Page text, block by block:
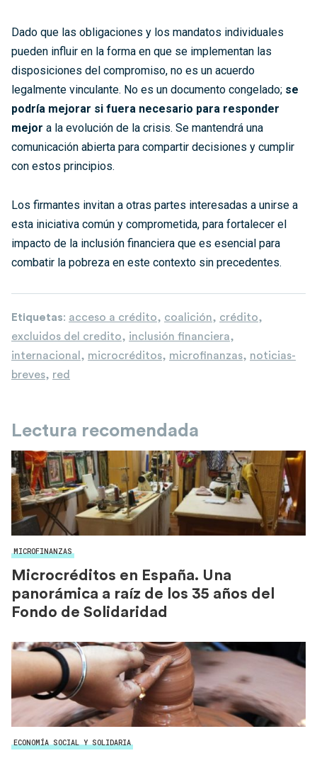
Dado que las obligaciones y los mandatos individuales
pueden influir en la forma en que se implementan las
disposiciones del compromiso, no es un acuerdo
legalmente vinculante. No es un documento congelado; se
podría mejorar si fuera necesario para responder
mejor a la evolución de la crisis. Se mantendrá una
comunicación abierta para compartir decisiones y cumplir
con estos principios.
Los firmantes invitan a otras partes interesadas a unirse a
esta iniciativa común y comprometida, para fortalecer el
impacto de la inclusión financiera que es esencial para
combatir la pobreza en este contexto sin precedentes.
Etiquetas: acceso a crédito, coalición, crédito,
excluidos del credito, inclusión financiera,
internacional , microcréditos, microfinanzas, noticias-
breves, red
Lectura recomendada
MICROFINANZAS
Microcréditos en España. Una
panorámica a raíz de los 35 años del
Fondo de Solidaridad
ECONOMÍA SOCIAL Y SOLIDARIA